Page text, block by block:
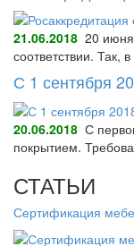
21.06.2018 20 июня
соответствии. Так,
С 1 сентября
20.06.2018 С
покрытием.
СТАТЬИ
Сертификация